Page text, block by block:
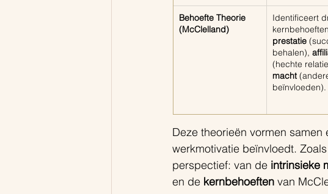
Behoefte Theorie
(McClelland)
Identificeert
prestatie
behalen),
(hechte
macht
beïnvloeden).
Deze theorieën vormen
werkmotivatie beïnvloedt.
perspectief: van de intrinsieke
en de kernbehoeften van